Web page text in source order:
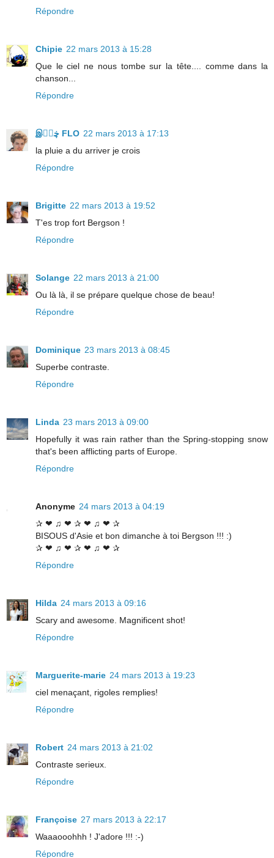
Répondre
Chipie 22 mars 2013 à 15:28
Que le ciel ne nous tombe sur la tête.... comme dans la
chanson...
Répondre
இڿڰۣ FLO 22 mars 2013 à 17:13
la pluie a du arriver je crois
Répondre
Brigitte 22 mars 2013 à 19:52
T'es trop fort Bergson !
Répondre
Solange 22 mars 2013 à 21:00
Ou là là, il se prépare quelque chose de beau!
Répondre
Dominique 23 mars 2013 à 08:45
Superbe contraste.
Répondre
Linda 23 mars 2013 à 09:00
Hopefully it was rain rather than the Spring-stopping snow
that's been afflicting parts of Europe.
Répondre
Anonyme 24 mars 2013 à 04:19
✰ ❤ ♫ ❤ ✰ ❤ ♫ ❤ ✰
BISOUS d'Asie et bon dimanche à toi Bergson !!! :)
✰ ❤ ♫ ❤ ✰ ❤ ♫ ❤ ✰
Répondre
Hilda 24 mars 2013 à 09:16
Scary and awesome. Magnificent shot!
Répondre
Marguerite-marie 24 mars 2013 à 19:23
ciel menaçant, rigoles remplies!
Répondre
Robert 24 mars 2013 à 21:02
Contraste serieux.
Répondre
Françoise 27 mars 2013 à 22:17
Waaaooohhh ! J'adore !!! :-)
Répondre